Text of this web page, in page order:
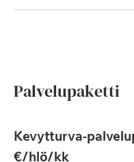
Palvelupaketti
Kevytturva-
€/hlö/kk